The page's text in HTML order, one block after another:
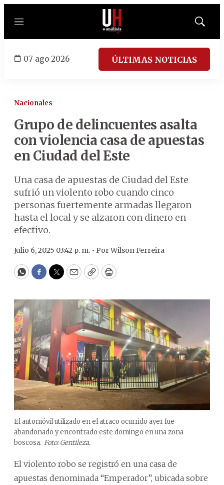
Menú
Mostrar
07 ago 2026 ÚLTIMAS NOTICIAS
Nacionales
Grupo de delincuentes asalta
con violencia casa de apuestas
en Ciudad del Este
Una casa de apuestas de Ciudad del Este
sufrió un violento robo cuando cinco
personas fuertemente armadas llegaron
hasta el local y se alzaron con dinero en
efectivo.
Julio 6, 2025 03:42 p. m. • PorWilson Ferreira
WhatsApp
Facebook
Twitter
EmailCopyPrint
El automóvil utilizado en el atraco ocurrido ayer fue
abandonado y encontrado este domingo en una zona
boscosa. Foto: Gentileza.
El violento robo se registró en una casa de
apuestas denominada “Emperador”, ubicada sobre